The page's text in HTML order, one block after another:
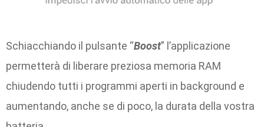
Schiacchiando il pulsante “Boost” l’applicazione
permetterà di liberare preziosa memoria RAM
chiudendo tutti i programmi aperti in background e
aumentando, anche se di poco, la durata della vostra